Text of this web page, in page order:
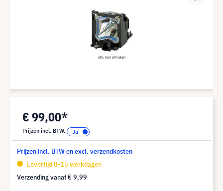
€ 99,00*
Prijzen incl. BTW.
Prijzen incl. BTW en excl. verzendkosten
Levertijd 8-15 werkdagen
Verzending vanaf€ 9,99